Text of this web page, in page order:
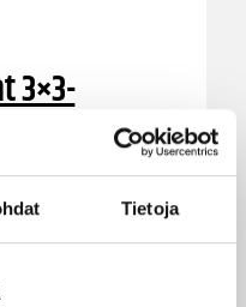
Tietoja
3×3-
Nordic Cup
tiukoissa